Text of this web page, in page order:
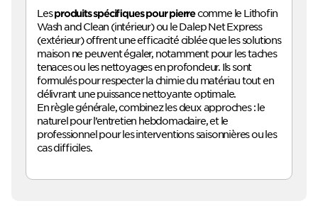
Lesproduits spécifiques pour pierrecomme le Lithofin
Wash and Clean (intérieur) ou le Dalep Net Express
(extérieur) offrent une efficacité ciblée que les solutions
maison ne peuvent égaler, notamment pour les taches
tenaces ou les nettoyages en profondeur. Ils sont
formulés pour respecter la chimie du matériau tout en
délivrant une puissance nettoyante optimale.
En règle générale, combinez les deux approches : le
naturel pour l’entretien hebdomadaire, et le
professionnel pour les interventions saisonnières ou les
cas difficiles.